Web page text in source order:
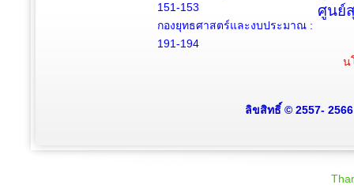
151-153
กองยุทธศาสตร์และงบประมาณ :
191-194
ศูนย์
น
ลิขสิทธิ์ © 2557-